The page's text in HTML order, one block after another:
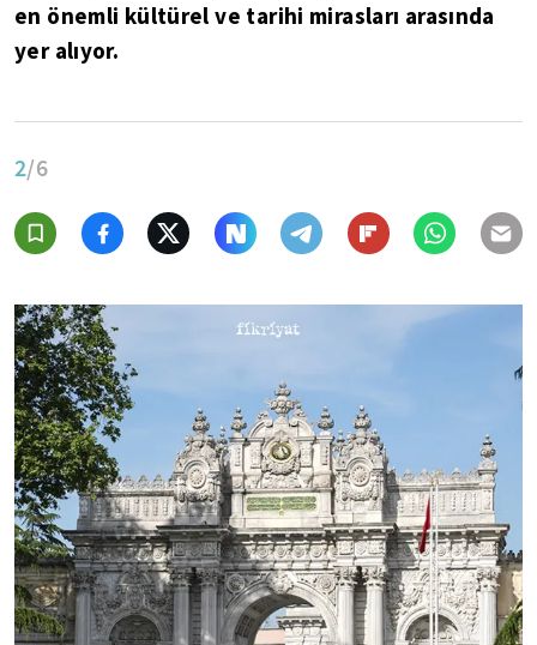
en önemli kültürel ve tarihi mirasları arasında
yer alıyor.
2/6